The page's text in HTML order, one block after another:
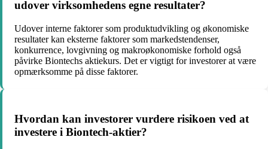
udover virksomhedens egne resultater?
Udover interne faktorer som produktudvikling og økonomiske
resultater kan eksterne faktorer som markedstendenser,
konkurrence, lovgivning og makroøkonomiske forhold også
påvirke Biontechs aktiekurs. Det er vigtigt for investorer at være
opmærksomme på disse faktorer.
Hvordan kan investorer vurdere risikoen ved at
investere i Biontech-aktier?